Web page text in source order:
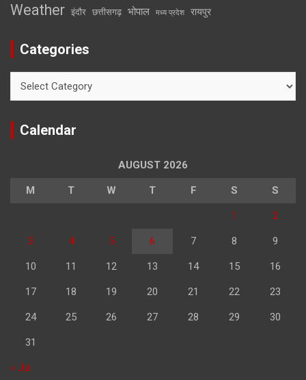
Weather इंदौर छत्तीसगढ़ भोपाल मध्य प्रदेश रायपुर
Categories
Calendar
AUGUST 2026
M T W T F S S
1 2
3 4 5 6 7 8 9
10 11 12 13 14 15 16
17 18 19 20 21 22 23
24 25 26 27 28 29 30
31
« Jul